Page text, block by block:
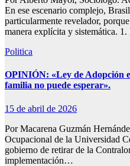
En ese escenario complejo,
particularmente revelador,
manera explícita y sistemática.
Politica
OPINIÓN: «Ley de Adopción
familia no puede esperar».
15 de abril de 2026
Por Macarena Guzmán
Ocupacional de la Universidad
gobierno de retirar de la
implementación…